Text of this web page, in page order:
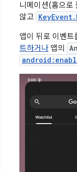
니메이션(홈으로
않고
앱이 뒤로 이벤
트하거나 앱의